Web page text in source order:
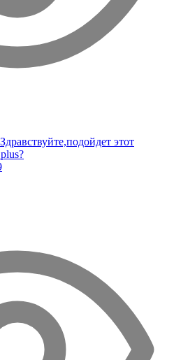
Здравствуйте,подойдет этот